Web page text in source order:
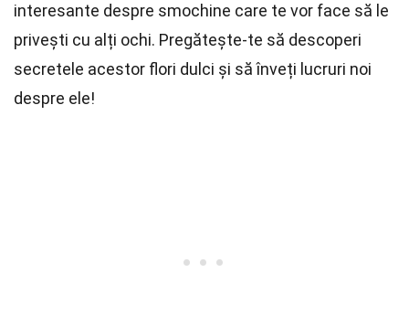
interesante despre smochine care te vor face să le
privești cu alți ochi. Pregătește-te să descoperi
secretele acestor flori dulci și să înveți lucruri noi
despre ele!